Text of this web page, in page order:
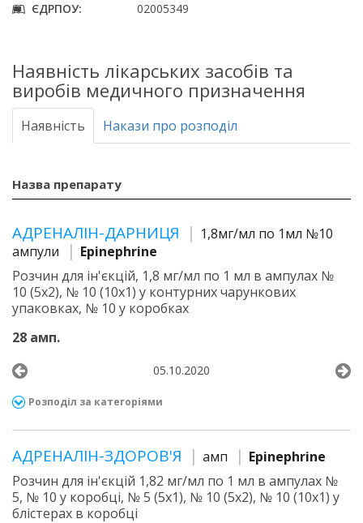
ЄДРПОУ: 02005349
Наявність лікарських засобів та
виробів медичного призначення
Наявність Накази про розподіл
Назва препарату
АДРЕНАЛІН-ДАРНИЦЯ
1,8мг/мл по 1мл №10
ампули
Epinephrine
Розчин для ін'єкцій, 1,8 мг/мл по 1 мл в ампулах №
10 (5х2), № 10 (10х1) у контурних чарункових
упаковках, № 10 у коробках
28 амп.
05.10.2020
Розподіл за категоріями
АДРЕНАЛІН-ЗДОРОВ'Я амп
Epinephrine
Розчин для ін'єкцій 1,82 мг/мл по 1 мл в ампулах №
5, № 10 у коробці, № 5 (5х1), № 10 (5х2), № 10 (10х1) у
блістерах в коробці